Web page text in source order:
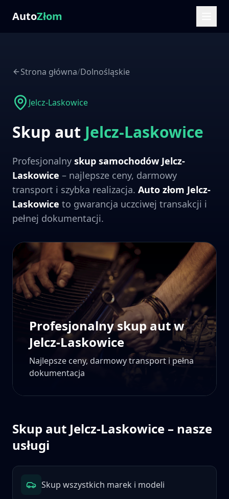
AutoZłom
Strona główna/Dolnośląskie
Jelcz-Laskowice
Skup aut Jelcz-Laskowice
Profesjonalny skup samochodów Jelcz-
Laskowice – najlepsze ceny, darmowy
transport i szybka realizacja. Auto złom Jelcz-
Laskowice to gwarancja uczciwej transakcji i
pełnej dokumentacji.
Profesjonalny skup aut w
Jelcz-Laskowice
Najlepsze ceny, darmowy transport i pełna
dokumentacja
Skup aut Jelcz-Laskowice – nasze
usługi
Skup wszystkich marek i modeli